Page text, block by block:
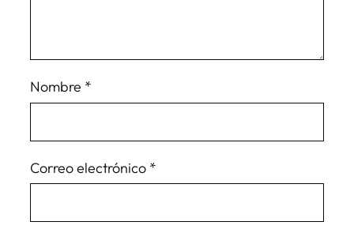
Nombre *
Correo electrónico *